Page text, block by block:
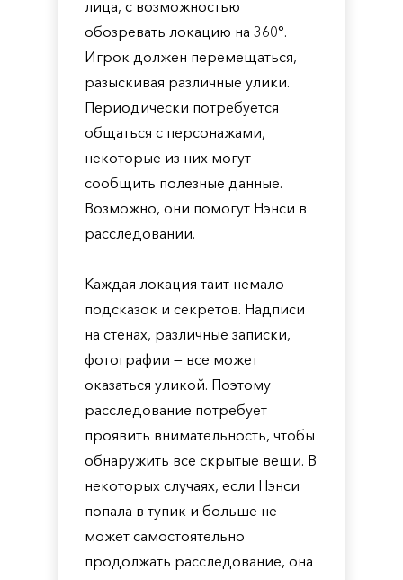
лица, с возможностью
обозревать локацию на 360°.
Игрок должен перемещаться,
разыскивая различные улики.
Периодически потребуется
общаться с персонажами,
некоторые из них могут
сообщить полезные данные.
Возможно, они помогут Нэнси в
расследовании.
Каждая локация таит немало
подсказок и секретов. Надписи
на стенах, различные записки,
фотографии — все может
оказаться уликой. Поэтому
расследование потребует
проявить внимательность, чтобы
обнаружить все скрытые вещи. В
некоторых случаях, если Нэнси
попала в тупик и больше не
может самостоятельно
продолжать расследование, она